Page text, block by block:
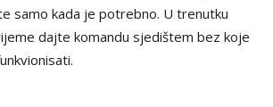
samo kada je potrebno. U trenutku
dajte komandu sjedištem bez koje